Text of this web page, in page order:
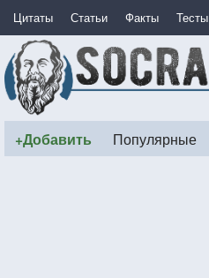
Цитаты Статьи Факты Тесты
+Добавить Популярные